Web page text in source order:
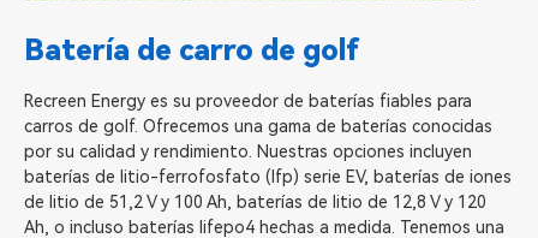
Batería de carro de golf
Recreen Energy es su proveedor de baterías fiables para
carros de golf. Ofrecemos una gama de baterías conocidas
por su calidad y rendimiento. Nuestras opciones incluyen
baterías de litio-ferrofosfato (lfp) serie EV, baterías de iones
de litio de 51,2 V y 100 Ah, baterías de litio de 12,8 V y 120
Ah, o incluso baterías lifepo4 hechas a medida. Tenemos una